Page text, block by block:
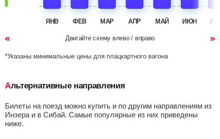
ЯНВ ФЕВ МАР АПР МАЙ ИЮН
Двигайте схему влево / вправо
*Указаны минимальные цены для плацкартного вагона
Альтернативные направления
Билеты на поезд можно купить и по другим направлениям из
Инзера и в Сибай. Самые популярные из них приведены
ниже.